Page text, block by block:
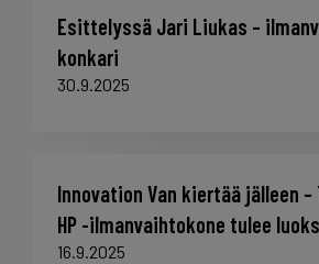
Esittelyssä Jari Liukas –
konkari
30.9.2025
Innovation Van kiertää jälleen –
HP -ilmanvaihtokone tulee
16.9.2025